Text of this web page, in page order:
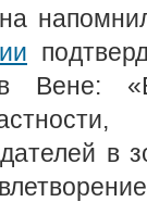
в Вене:
в